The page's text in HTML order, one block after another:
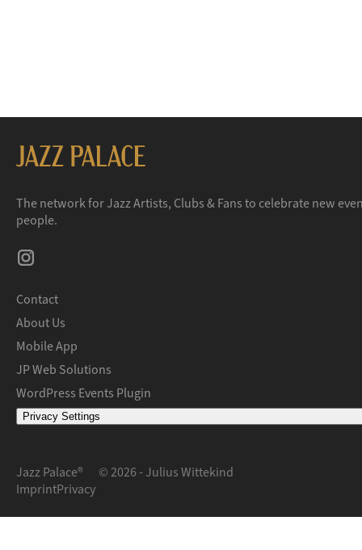
The network for Jazz Artists, Clubs & Fans to celebrate new
people.
Contact
About Us
Mobile App
JP Web Solutions
WordPress Events Plugin
Privacy Settings
Jazz Palace®
© 2026 - Julius Wittekind
ImprintPrivacy